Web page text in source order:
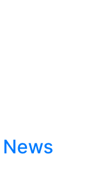
News